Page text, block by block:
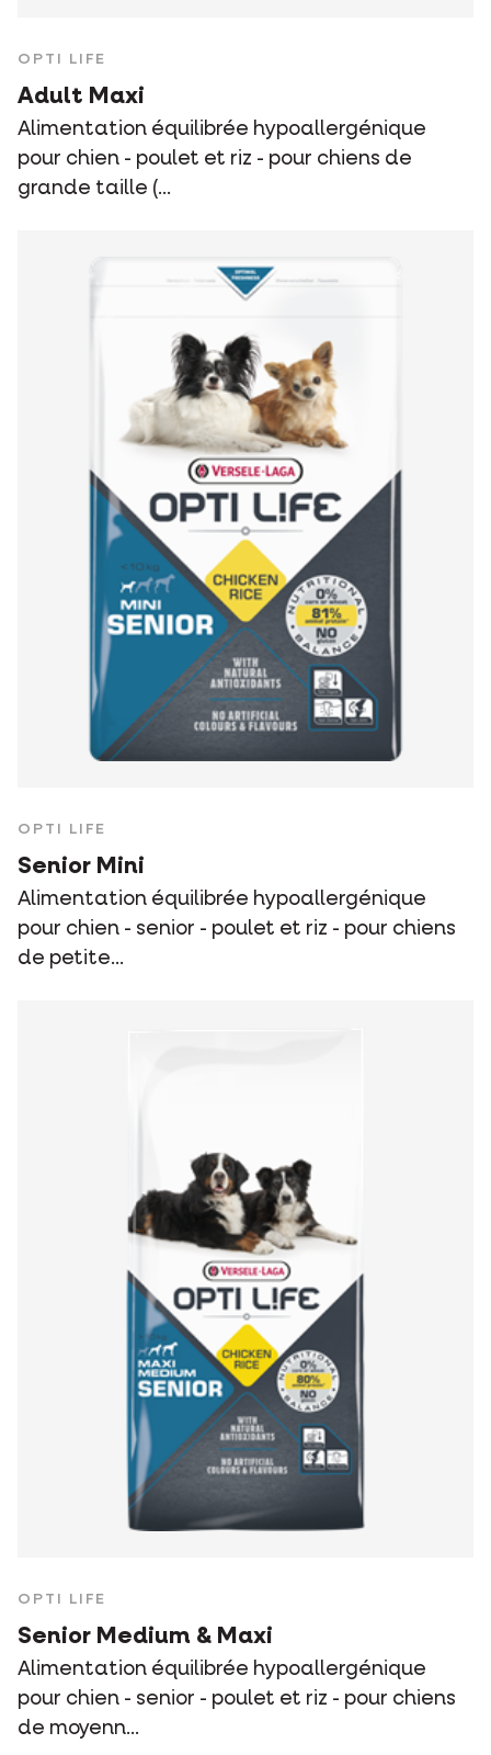
OPTI LIFE
Adult Maxi
Alimentation équilibrée hypoallergénique
pour chien - poulet et riz - pour chiens de
grande taille (...
OPTI LIFE
Senior Mini
Alimentation équilibrée hypoallergénique
pour chien - senior - poulet et riz - pour chiens
de petite...
OPTI LIFE
Senior Medium & Maxi
Alimentation équilibrée hypoallergénique
pour chien - senior - poulet et riz - pour chiens
de moyenn...